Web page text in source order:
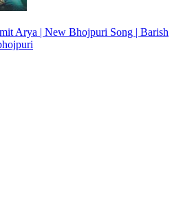
Arya | New Bhojpuri Song | Barish